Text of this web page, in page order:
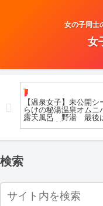
女の子同士
女
足
お風呂女子こての
【温泉女子】未公開シ
らけの秘湯温泉オムニ
露天風呂 野湯 最後
omnibus
検索